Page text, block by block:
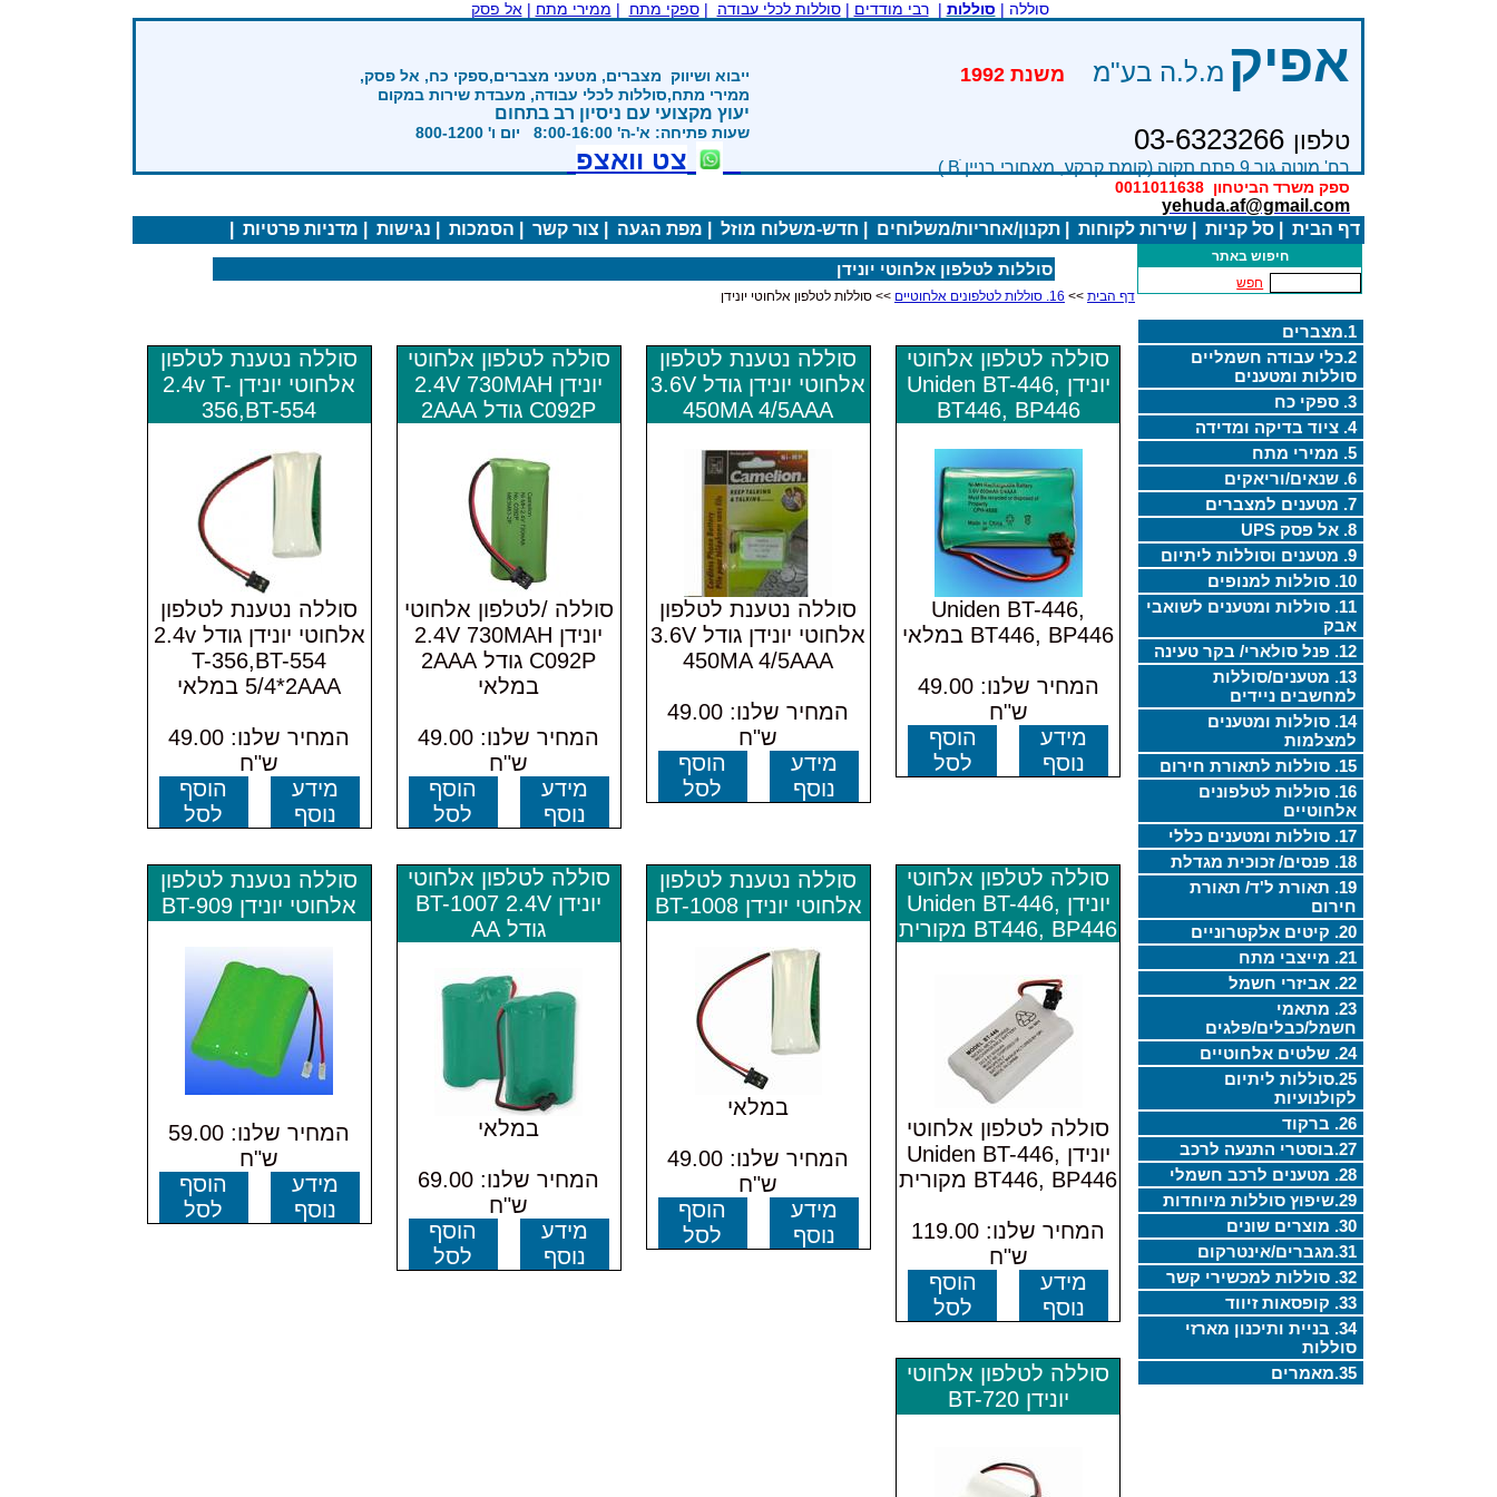
סוללה | סוללות |רבי מודדים |סוללות לכלי עבודה |ספקי מתח | ממירי מתח |אל פסק
אפיק מ.ל.ה בע"מ
טלפון 03-6323266
רח' מוטה גור 9 פתח תקוה (קומת קרקע, מאחורי בניין Bׂ )
ספק משרד הביטחון 0011011638
yehuda.af@gmail.com
ייבוא ושיווק מצברים, מטעני מצברים,ספקי כח, אל פסק,
ממירי מתח,סוללות לכלי עבודה, מעבדת שירות במקום
יעוץ מקצועי עם ניסיון רב בתחום
שעות פתיחה: א'-ה' 8:00-16:00 יום ו' 800-1200
צט וואצפ
דף הבית סל קניות שירות לקוחות תקנון/אחריות/משלוחים חדש-משלוח מוזל מפת הגעה צור קשר הסמכות נגישות מדניות פרטיות
חיפוש באתר
חפש
1.מצברים
2.כלי עבודה חשמליים
סוללות ומטענים
3. ספקי כח
4. ציוד בדיקה ומדידה
5. ממירי מתח
6. שנאים/וריאקים
7. מטענים למצברים
8. אל פסק UPS
9. מטענים וסוללות ליתיום
10. סוללות למנופים
11. סוללות ומטענים לשואבי
אבק
12. פנל סולארי/ בקר טעינה
13. מטענים/סוללות
למחשבים ניידים
14. סוללות ומטענים
למצלמות
15. סוללות לתאורת חירום
16. סוללות לטלפונים
אלחוטיים
17. סוללות ומטענים כללי
18. פנסים/ זכוכית מגדלת
19. תאורת ל'ד/ תאורת
חירום
20. קיטים אלקטרוניים
21. מייצבי מתח
22. אביזרי חשמל
23. מתאמי
חשמל/כבלים/פלגים
24. שלטים אלחוטיים
25.סוללות ליתיום
לקולנועיות
26. ברקוד
27.בוסטרי התנעה לרכב
28. מטענים לרכב חשמלי
29.שיפוץ סוללות מיוחדות
30. מוצרים שונים
31.מגברים/אינטרקום
32. סוללות למכשירי קשר
33. קופסאות זיווד
34. בניית ותיכנון מארזי
סוללות
35.מאמרים
סוללות לטלפון אלחוטי יונידן
דף הבית >> 16. סוללות לטלפונים אלחוטיים >> סוללות לטלפון אלחוטי יונידן
סוללה לטלפון אלחוטי
יונידן Uniden BT-446,
BT446, BP446
Uniden BT-446,
BT446, BP446 במלאי
המחיר שלנו: 49.00
ש"ח
מידע
נוסף
הוסף
לסל
סוללה נטענת לטלפון
אלחוטי יונידן גודל 3.6V
450MA 4/5AAA
סוללה נטענת לטלפון
אלחוטי יונידן גודל 3.6V
450MA 4/5AAA
המחיר שלנו: 49.00
ש"ח
מידע
נוסף
הוסף
לסל
סוללה לטלפון אלחוטי
יונידן 2.4V 730MAH
C092P גודל 2AAA
סוללה /לטלפון אלחוטי
יונידן 2.4V 730MAH
C092P גודל 2AAA
במלאי
המחיר שלנו: 49.00
ש"ח
מידע
נוסף
הוסף
לסל
סוללה נטענת לטלפון
אלחוטי יונידן 2.4v T-
356,BT-554
סוללה נטענת לטלפון
אלחוטי יונידן גודל 2.4v
T-356,BT-554
5/4*2AAA במלאי
המחיר שלנו: 49.00
ש"ח
מידע
נוסף
הוסף
לסל
סוללה לטלפון אלחוטי
יונידן Uniden BT-446,
BT446, BP446 מקורית
סוללה לטלפון אלחוטי
יונידן Uniden BT-446,
BT446, BP446 מקורית
המחיר שלנו: 119.00
ש"ח
מידע
נוסף
הוסף
לסל
סוללה נטענת לטלפון
אלחוטי יונידן BT-1008
במלאי
המחיר שלנו: 49.00
ש"ח
מידע
נוסף
הוסף
לסל
סוללה לטלפון אלחוטי
יונידן BT-1007 2.4V
גודל AA
במלאי
המחיר שלנו: 69.00
ש"ח
מידע
נוסף
הוסף
לסל
סוללה נטענת לטלפון
אלחוטי יונידן BT-909
המחיר שלנו: 59.00
ש"ח
מידע
נוסף
הוסף
לסל
סוללה לטלפון אלחוטי
יונידן BT-720